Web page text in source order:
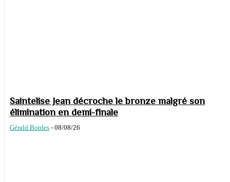
Saintelise Jean décroche le bronze malgré son
élimination en demi-finale
Gérald Bordes - 08/08/26